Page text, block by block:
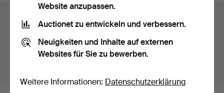
Sie suchen in unserem Archiv der beendeten
Auktionen.
Website anzupassen.
Auctionet zu entwickeln und verbessern.
Neuigkeiten und Inhalte auf externen
Websites für Sie zu bewerben.
Weitere Informationen: Datenschutzerklärung